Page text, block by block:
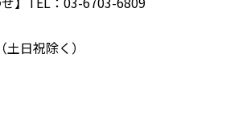
日祝除く）